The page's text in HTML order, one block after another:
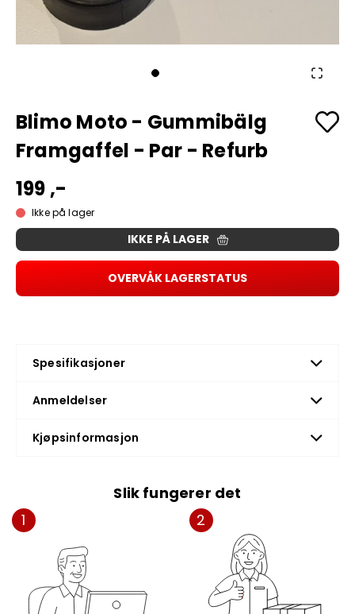
Blimo Moto - Gummibälg
Framgaffel - Par - Refurb
199 ,-
Ikke på lager
IKKE PÅ LAGER
OVERVÅK LAGERSTATUS
Spesifikasjoner
Anmeldelser
Kjøpsinformasjon
Slik fungerer det
1
2